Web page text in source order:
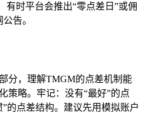
有时平台会推出“零点差日”或佣
告。
分，理解TMGM的点差机制能
策略。牢记：没有“最好”的点
的点差结构。建议先用模拟账户